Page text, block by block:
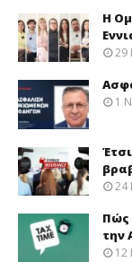
Η
29
1
24
Πώς
την
12